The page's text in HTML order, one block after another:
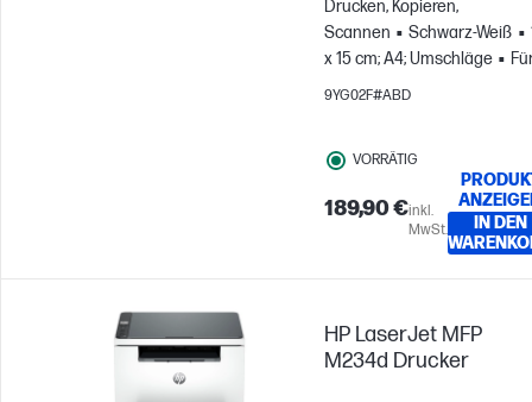
Drucken, Kopieren,
Scannen
Schwarz-Weiß
x 15 cm; A4; Umschläge
Gruppen mit bis zu 5
9YG02F#ABD
VORRÄTIG
189,90 €inkl.
MwSt.
IN DEN
HP LaserJet MFP
M234d Drucker